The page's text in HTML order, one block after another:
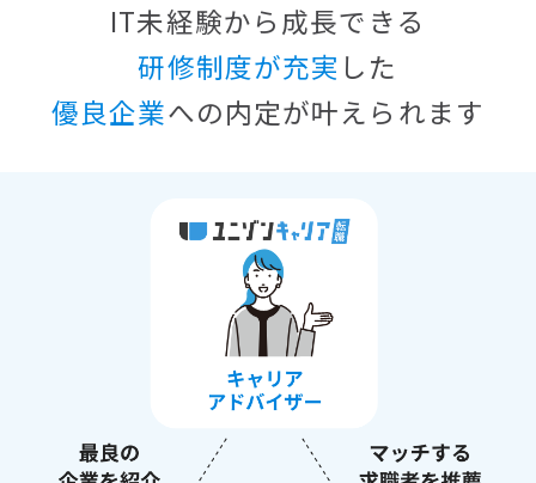
IT未経験から成長できる
研修制度が充実 した
優良企業への内定が叶えられます